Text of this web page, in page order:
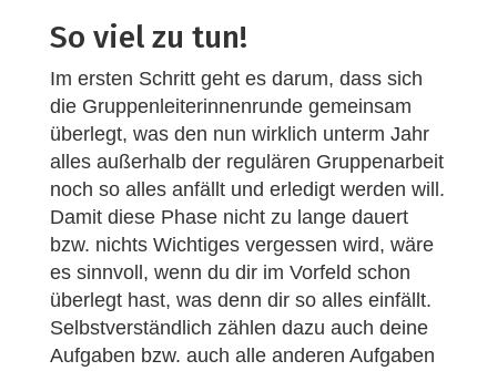
So viel zu tun!
Im ersten Schritt geht es darum, dass sich
die Gruppenleiterinnenrunde gemeinsam
überlegt, was den nun wirklich unterm Jahr
alles außerhalb der regulären Gruppenarbeit
noch so alles anfällt und erledigt werden will.
Damit diese Phase nicht zu lange dauert
bzw. nichts Wichtiges vergessen wird, wäre
es sinnvoll, wenn du dir im Vorfeld schon
überlegt hast, was denn dir so alles einfällt.
Selbstverständlich zählen dazu auch deine
Aufgaben bzw. auch alle anderen Aufgaben